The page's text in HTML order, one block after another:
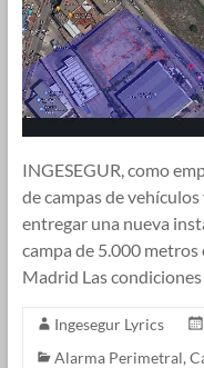
INGESEGUR, como
de campas de
entregar una nueva
campa de 5.000
Madrid Las
Ingesegur Lyrics
Alarma Perimetral,